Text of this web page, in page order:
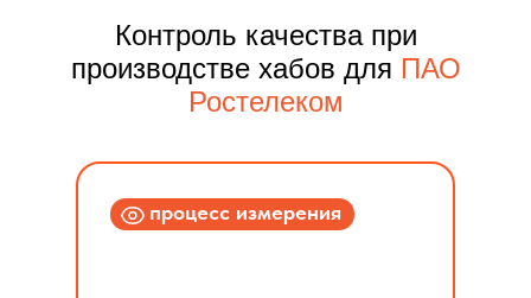
Контроль качества при
производстве хабов для ПАО
Ростелеком
процесс измерения